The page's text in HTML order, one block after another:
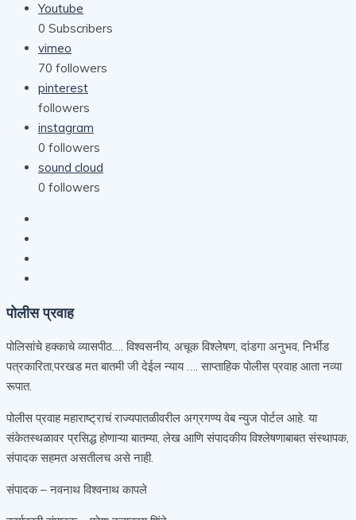
Youtube
0 Subscribers
vimeo
70 followers
pinterest
followers
instagram
0 followers
sound cloud
0 followers
पोलीस प्रवाह
पोलिसांचे हक्काचे व्यासपीठ…. विश्वसनीय, अचूक विश्लेषण, दांडगा अनुभव, निर्भीड
पत्रकारिता,परखड मत बातमी जी देईल न्याय …. साप्ताहिक पोलीस प्रवाह आता नव्या
रूपात.
पोलीस प्रवाह महाराष्ट्राचं राज्यपातळीवरील अग्रगण्य वेब न्युज पोर्टल आहे. या
संकेतस्थळावर प्रसिद्ध होणाऱ्या बातम्या, लेख आणि संपादकीय विश्लेषणाबाबत संस्थापक,
संपादक सहमत असतीलच असे नाही.
संपादक – नवनाथ विश्वनाथ कापले